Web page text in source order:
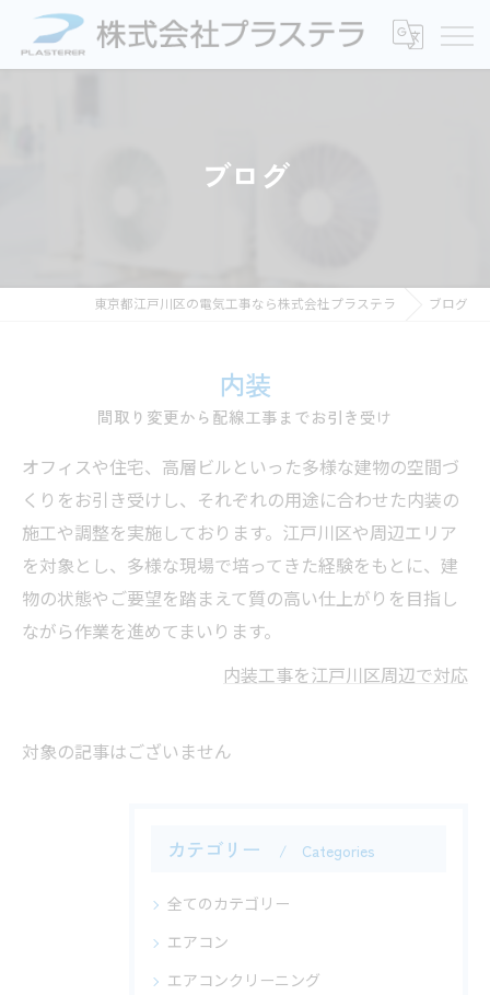
ブログ
東京都江戸川区の電気工事なら株式会社プラステラ ブログ
内装
間取り変更から配線工事までお引き受け
オフィスや住宅、高層ビルといった多様な建物の空間づ
くりをお引き受けし、それぞれの用途に合わせた内装の
施工や調整を実施しております。江戸川区や周辺エリア
を対象とし、多様な現場で培ってきた経験をもとに、建
物の状態やご要望を踏まえて質の高い仕上がりを目指し
ながら作業を進めてまいります。
内装工事を江戸川区周辺で対応
対象の記事はございません
カテゴリー Categories
全てのカテゴリー
エアコン
エアコンクリーニング